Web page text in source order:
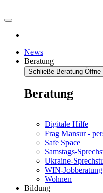
News
Beratung
Schließe Beratung Öffne
Beratung
Digitale Hilfe
Frag Mansur -
Safe Space
Samstags-
Ukraine-
WIN-Jobberatung
Wohnen
Bildung